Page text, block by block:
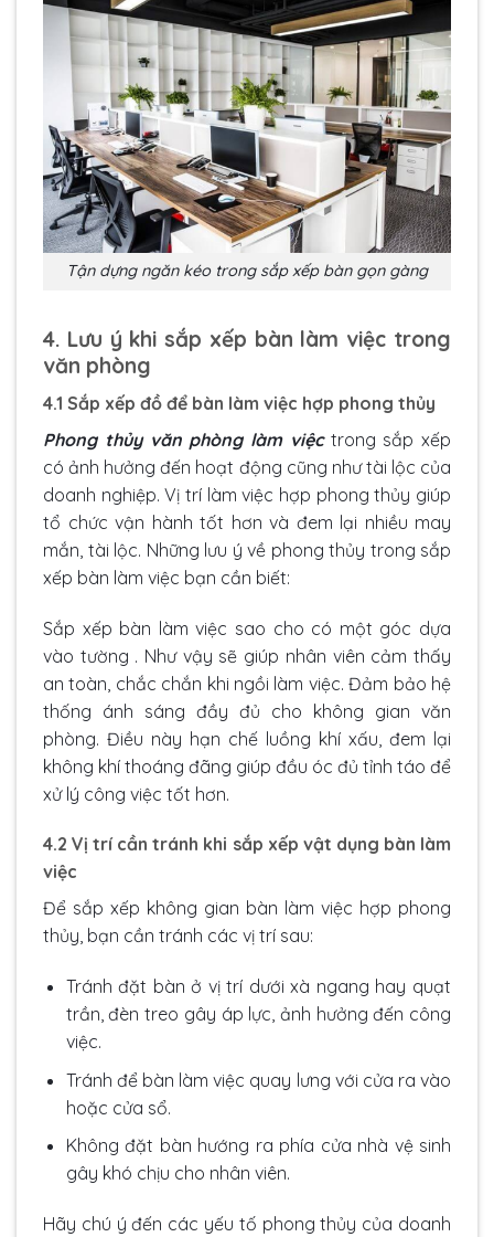
Tận dựng ngăn kéo trong sắp xếp bàn gọn gàng
4. Lưu ý khi sắp xếp bàn làm việc trong
văn phòng
4.1 Sắp xếp đồ để bàn làm việc hợp phong thủy
Phong thủy văn phòng làm việctrong sắp xếp
có ảnh hưởng đến hoạt động cũng như tài lộc của
doanh nghiệp. Vị trí làm việc hợp phong thủy giúp
tổ chức vận hành tốt hơn và đem lại nhiều may
mắn, tài lộc. Những lưu ý về phong thủy trong sắp
xếp bàn làm việc bạn cần biết:
Sắp xếp bàn làm việc sao cho có một góc dựa
vào tường . Như vậy sẽ giúp nhân viên cảm thấy
an toàn, chắc chắn khi ngồi làm việc. Đảm bảo hệ
thống ánh sáng đầy đủ cho không gian văn
phòng. Điều này hạn chế luồng khí xấu, đem lại
không khí thoáng đãng giúp đầu óc đủ tỉnh táo để
xử lý công việc tốt hơn.
4.2 Vị trí cần tránh khi sắp xếp vật dụng bàn làm
việc
Để sắp xếp không gian bàn làm việc hợp phong
thủy, bạn cần tránh các vị trí sau:
Tránh đặt bàn ở vị trí dưới xà ngang hay quạt
trần, đèn treo gây áp lực, ảnh hưởng đến công
việc.
Tránh để bàn làm việc quay lưng với cửa ra vào
hoặc cửa sổ.
Không đặt bàn hướng ra phía cửa nhà vệ sinh
gây khó chịu cho nhân viên.
Hãy chú ý đến các yếu tố phong thủy của doanh